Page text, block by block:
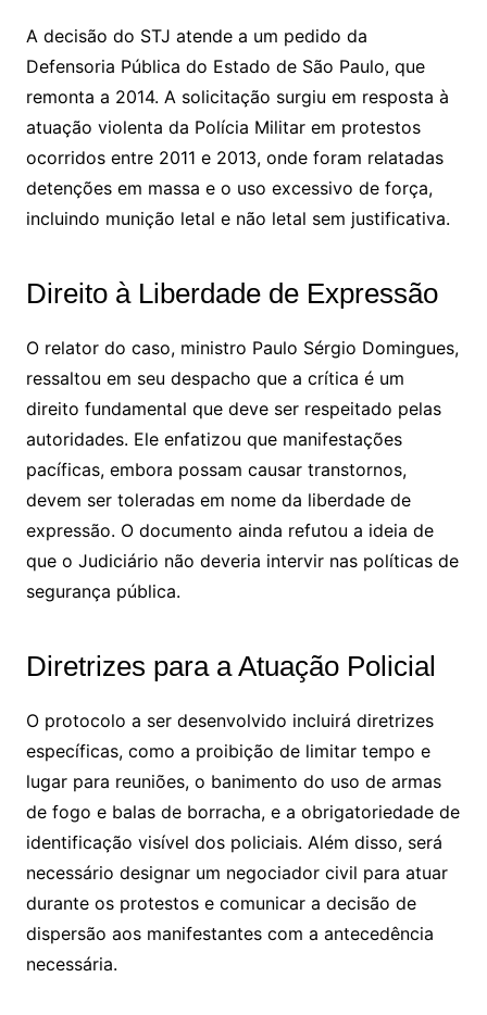
A decisão do STJ atende a um pedido da
Defensoria Pública do Estado de São Paulo, que
remonta a 2014. A solicitação surgiu em resposta à
atuação violenta da Polícia Militar em protestos
ocorridos entre 2011 e 2013, onde foram relatadas
detenções em massa e o uso excessivo de força,
incluindo munição letal e não letal sem justificativa.
Direito à Liberdade de Expressão
O relator do caso, ministro Paulo Sérgio Domingues,
ressaltou em seu despacho que a crítica é um
direito fundamental que deve ser respeitado pelas
autoridades. Ele enfatizou que manifestações
pacíficas, embora possam causar transtornos,
devem ser toleradas em nome da liberdade de
expressão. O documento ainda refutou a ideia de
que o Judiciário não deveria intervir nas políticas de
segurança pública.
Diretrizes para a Atuação Policial
O protocolo a ser desenvolvido incluirá diretrizes
específicas, como a proibição de limitar tempo e
lugar para reuniões, o banimento do uso de armas
de fogo e balas de borracha, e a obrigatoriedade de
identificação visível dos policiais. Além disso, será
necessário designar um negociador civil para atuar
durante os protestos e comunicar a decisão de
dispersão aos manifestantes com a antecedência
necessária.